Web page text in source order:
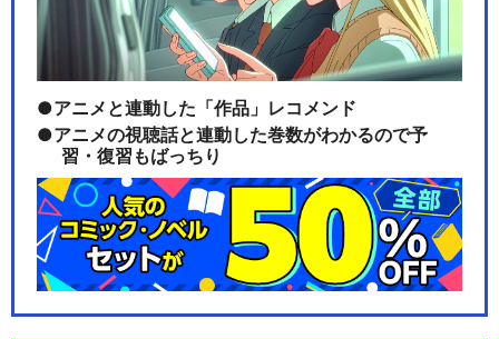
アニメと連動した「作品」レコメンド
アニメの視聴話と連動した巻数がわかるので予
習・復習もばっちり